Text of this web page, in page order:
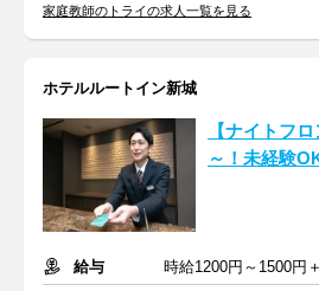
家庭教師のトライの求人一覧を見る
ホテルルートイン新城
【ナイトフ
～！未経験
給与